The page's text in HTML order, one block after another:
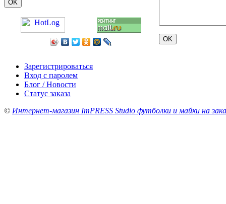
Зарегистрироваться
Вход с паролем
Блог / Новости
Статус заказа
© Интернет-магазин ImPRESS Studio футболки и майки на